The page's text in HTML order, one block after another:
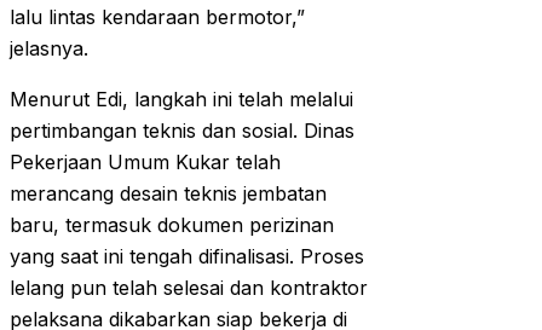
lalu lintas kendaraan bermotor,”
jelasnya.
Menurut Edi, langkah ini telah melalui
pertimbangan teknis dan sosial. Dinas
Pekerjaan Umum Kukar telah
merancang desain teknis jembatan
baru, termasuk dokumen perizinan
yang saat ini tengah difinalisasi. Proses
lelang pun telah selesai dan kontraktor
pelaksana dikabarkan siap bekerja di